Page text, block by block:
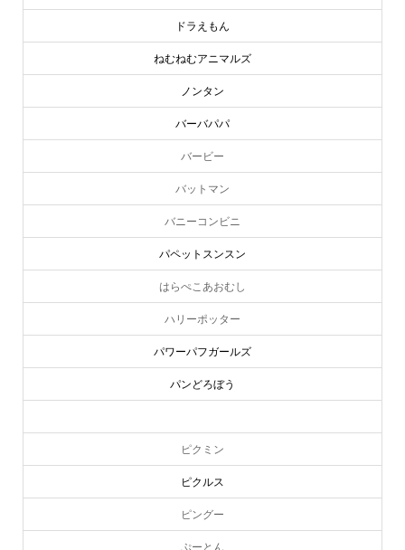
トムとジェリー
ドラえもん
ねむねむアニマルズ
ノンタン
バーバパパ
バービー
バットマン
バニーコンビニ
パペットスンスン
はらぺこあおむし
ハリーポッター
パワーパフガールズ
パンどろぼう
ピーターラビット
ピクミン
ピクルス
ピングー